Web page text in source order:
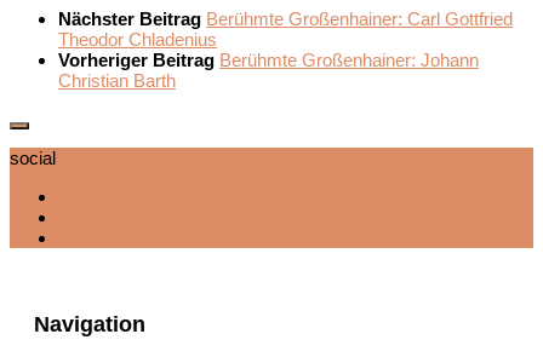
Nächster Beitrag Berühmte Großenhainer: Carl Gottfried
Theodor Chladenius
Vorheriger Beitrag Berühmte Großenhainer: Johann
Christian Barth
social
Navigation